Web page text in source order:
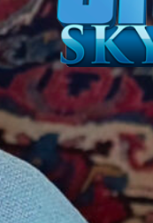
Cities: